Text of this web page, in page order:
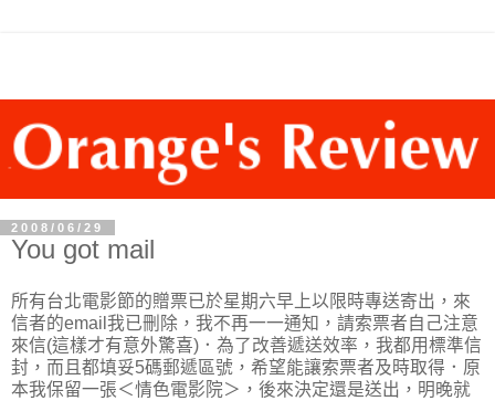
2008/06/29
You got mail
所有台北電影節的贈票已於星期六早上以限時專送寄出，來
信者的email我已刪除，我不再一一通知，請索票者自己注意
來信(這樣才有意外驚喜)．為了改善遞送效率，我都用標準信
封，而且都填妥5碼郵遞區號，希望能讓索票者及時取得．原
本我保留一張＜情色電影院＞，後來決定還是送出，明晚就